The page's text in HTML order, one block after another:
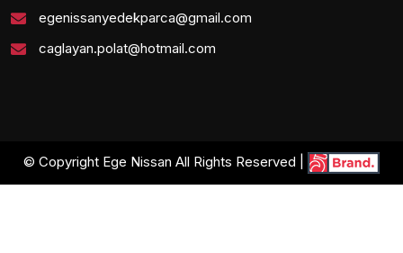
egenissanyedekparca@gmail.com
caglayan.polat@hotmail.com
© Copyright Ege Nissan All Rights Reserved |